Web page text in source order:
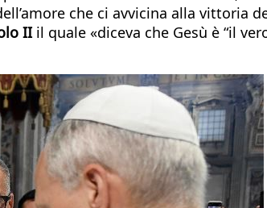
che ci avvicina alla vittoria
IIil quale «diceva che Gesù è “il